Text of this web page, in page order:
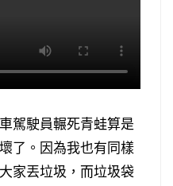
駕駛員輾死青蛙算是
了。因為我也有同樣
家丟垃圾，而垃圾袋